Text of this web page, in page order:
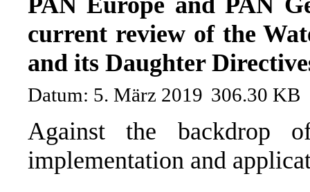
current review of the
and its Daughter
Datum: 5. März 2019 306.30 KB
Against the backdrop
implementation and